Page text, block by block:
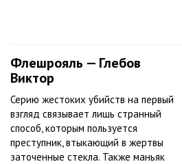
Флешрояль — Глебов
Виктор
Серию жестоких убийств на первый
взгляд связывает лишь странный
способ, которым пользуется
преступник, втыкающий в жертвы
заточенные стекла. Также маньяк